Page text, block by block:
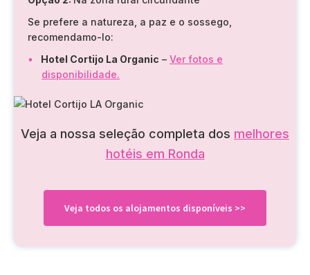
Se prefere a natureza, a paz e o sossego,
recomendamo-lo:
Hotel Cortijo La Organic – Ver fotos e
disponibilidade.
Veja a nossa seleção completa dos melhores
hotéis em Ronda
Veja todos os alojamentos disponíveis >>